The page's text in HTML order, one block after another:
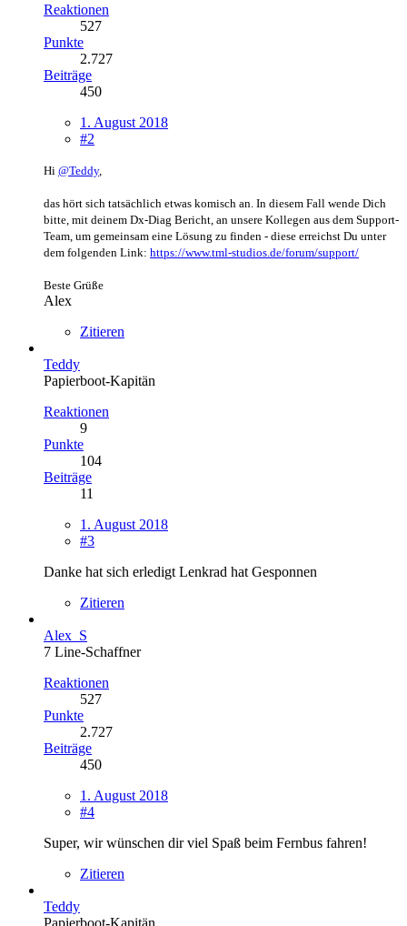
Reaktionen
527
Punkte
2.727
Beiträge
450
1. August 2018
#2
Hi @Teddy,
das hört sich tatsächlich etwas komisch an. In diesem Fall wende Dich
bitte, mit deinem Dx-Diag Bericht, an unsere Kollegen aus dem Support-
Team, um gemeinsam eine Lösung zu finden - diese erreichst Du unter
dem folgenden Link: https://www.tml-studios.de/forum/support/
Beste Grüße
Alex
Zitieren
Teddy
Papierboot-Kapitän
Reaktionen
9
Punkte
104
Beiträge
11
1. August 2018
#3
Danke hat sich erledigt Lenkrad hat Gesponnen
Zitieren
Alex_S
7 Line-Schaffner
Reaktionen
527
Punkte
2.727
Beiträge
450
1. August 2018
#4
Super, wir wünschen dir viel Spaß beim Fernbus fahren!
Zitieren
Teddy
Papierboot-Kapitän